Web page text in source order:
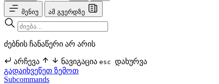
მენიუ ამ გვერდზე
ძებნის ჩანაწერი არ არის
არჩევა ნავიგაცია esc დახურვა
გადაიხვეწეთ ზემოთ
Subcommands